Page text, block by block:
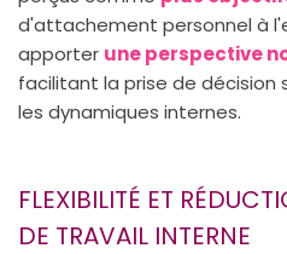
d'attachement personnel à
apporter une perspective
facilitant la prise de décision
les dynamiques internes.
FLEXIBILITÉ ET
DE TRAVAIL INTERNE